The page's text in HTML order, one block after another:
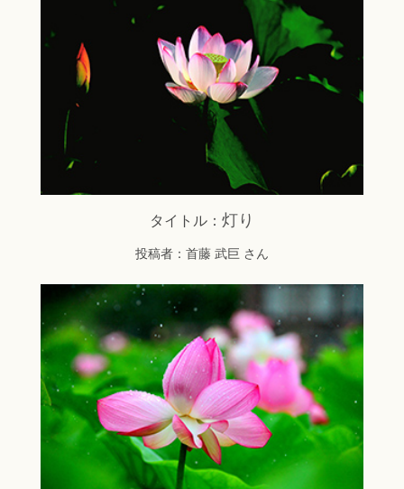
タイトル： 灯り
投稿者：首藤 武巨 さん